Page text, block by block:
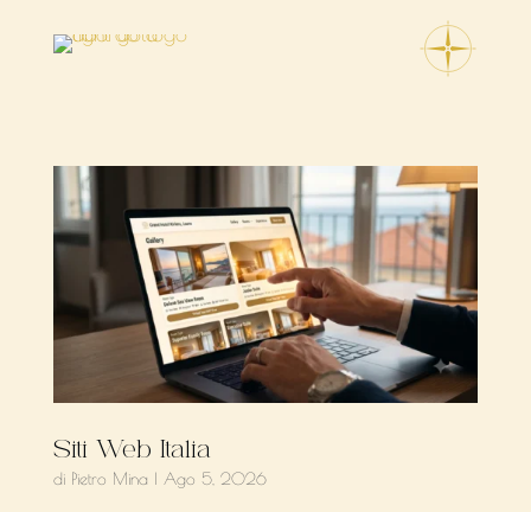
Siti Web Italia
di Pietro Mina | Ago 5, 2026